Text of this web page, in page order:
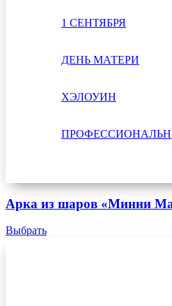
1 СЕНТЯБРЯ
ДЕНЬ МАТЕРИ
ХЭЛОУИН
Арка из шаров «Минни
Выбрать